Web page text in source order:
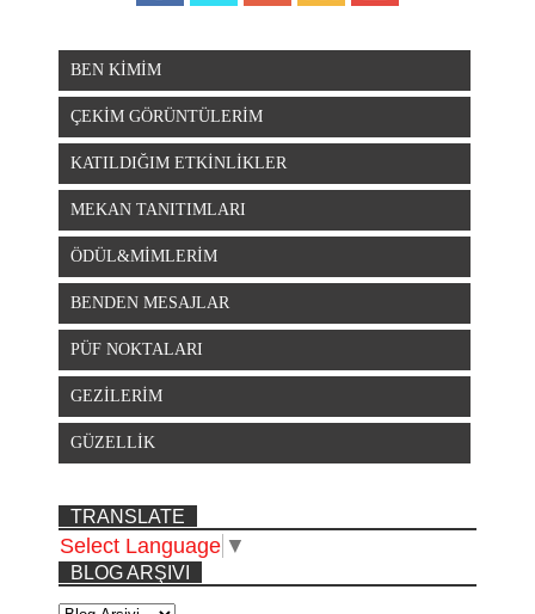
BEN KİMİM
ÇEKİM GÖRÜNTÜLERİM
KATILDIĞIM ETKİNLİKLER
MEKAN TANITIMLARI
ÖDÜL&MİMLERİM
BENDEN MESAJLAR
PÜF NOKTALARI
GEZİLERİM
GÜZELLİK
TRANSLATE
Select Language ▼
BLOG ARŞIVI